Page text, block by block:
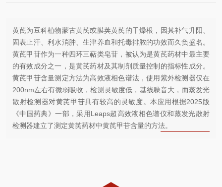
黄芪为豆科植物蒙古黄芪或膜荚黄芪的干燥根，因其补气升阳、
固表止汗、利水消肿、生津养血和托毒排脓的功效而久负盛名。
黄芪甲苷作为一种四环三萜类皂苷，被认为是黄芪药材中最主要
的有效成分之一，是黄芪药材及其制剂质量控制的指标性成分。
黄芪甲苷含量测定方法为高效液相色谱法，使用紫外检测器仅在
200nm左右有微弱吸收，检测灵敏度低，基线噪音大，而蒸发光
散射检测器对黄芪甲苷具有较高的灵敏度。本应用根据2025版
《中国药典》一部，采用Leaps超高效液相色谱仪和蒸发光散射
检测器建立了测定黄芪药材中黄芪甲苷含量的方法。